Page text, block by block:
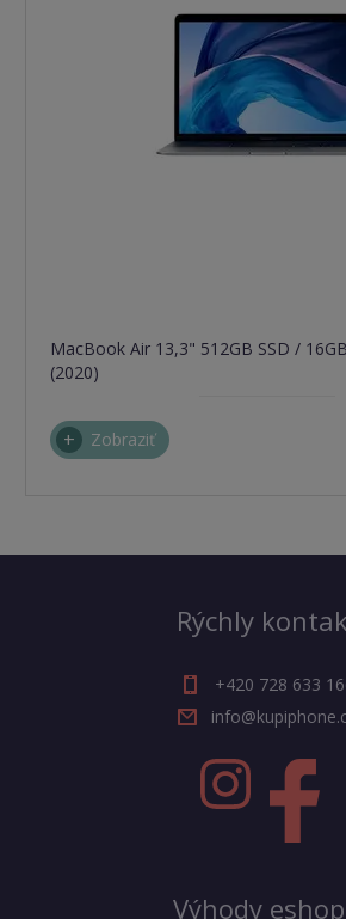
MacBook Air 13,3" 512GB SSD /
(2020)
Zobraziť
Rýchly
+420 728 633
Výhody